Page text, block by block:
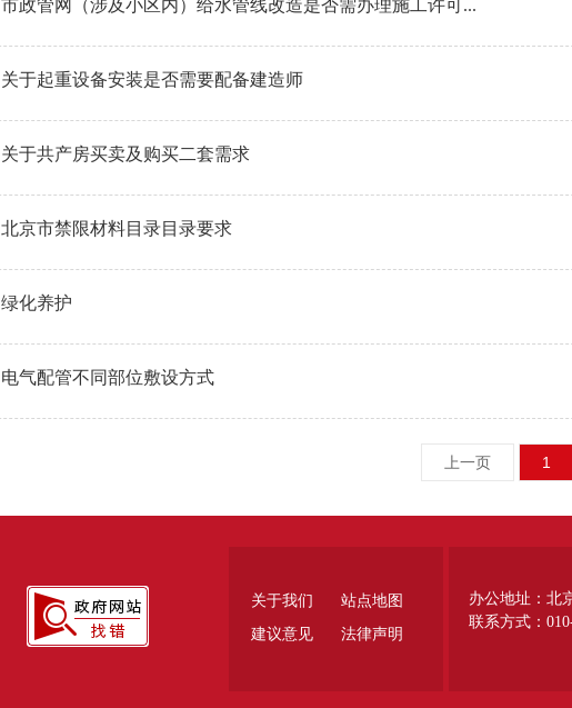
市政管网（涉及小区内）给水管线改造是否需办理施工许可...
关于起重设备安装是否需要配备建造师
关于共产房买卖及购买二套需求
北京市禁限材料目录目录要求
绿化养护
电气配管不同部位敷设方式
上一页 1
关于我们
站点地图
建议意见
法律声明
办公地址：北
联系方式：